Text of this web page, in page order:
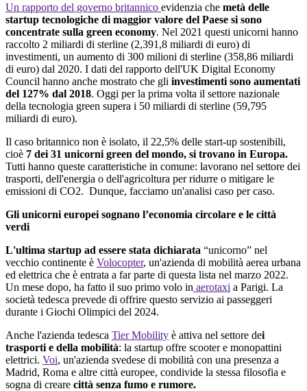
Un rapporto del governo britannico evidenzia che metà delle
startup tecnologiche di maggior valore del Paese si sono
concentrate sulla green economy. Nel 2021 questi unicorni hanno
raccolto 2 miliardi di sterline (2,391,8 miliardi di euro) di
investimenti, un aumento di 300 milioni di sterline (358,86 miliardi
di euro) dal 2020. I dati del rapporto dell'UK Digital Economy
Council hanno anche mostrato che gli investimenti sono aumentati
del 127% dal 2018. Oggi per la prima volta il settore nazionale
della tecnologia green supera i 50 miliardi di sterline (59,795
miliardi di euro).
Il caso britannico non è isolato, il 22,5% delle start-up sostenibili,
cioè 7 dei 31 unicorni green del mondo, si trovano in Europa.
Tutti hanno queste caratteristiche in comune: lavorano nel settore dei
trasporti, dell'energia o dell'agricoltura perridurre o mitigare le
emissioni di CO2. Dunque, facciamo un'analisi caso per caso.
Gli unicorni europei sognano l’economia circolare e le città
verdi
L'ultima startup ad essere stata dichiarata “unicorno” nel
vecchio continente è Volocopter, un'azienda di mobilità aerea urbana
ed elettrica che è entrata a farparte di questa lista nel marzo 2022.
Un mese dopo, ha fatto il suo primo volo in aerotaxi a Parigi. La
società tedesca prevede di offrire questo servizio ai passeggeri
durante i Giochi Olimpici del 2024.
Anche l'azienda tedesca Tier Mobility è attiva nel settore dei
trasporti e della mobilità: la startup offre scooter e monopattini
elettrici. Voi, un'azienda svedese di mobilità con una presenza a
Madrid, Roma e altre città europee, condivide la stessa filosofia e
sogna di creare città senza fumo e rumore.